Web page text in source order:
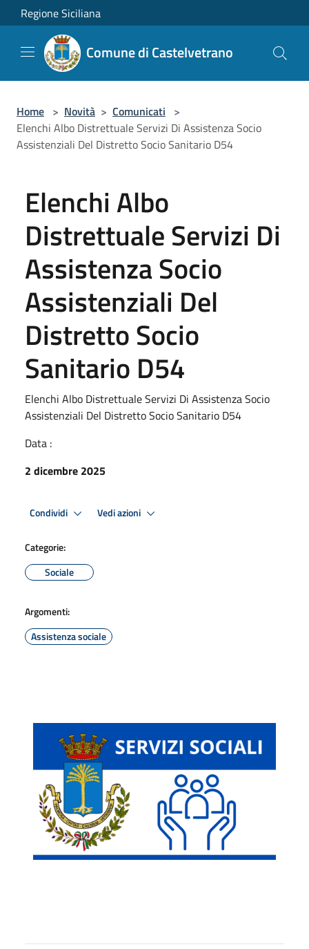
Salta al contenuto principale
Regione Siciliana
Comune di Castelvetrano
Home > Novità > Comunicati >
Elenchi Albo Distrettuale Servizi Di Assistenza Socio
Assistenziali Del Distretto Socio Sanitario D54
Elenchi Albo
Distrettuale Servizi Di
Assistenza Socio
Assistenziali Del
Distretto Socio
Sanitario D54
Elenchi Albo Distrettuale Servizi Di Assistenza Socio
Assistenziali Del Distretto Socio Sanitario D54
Data :
2 dicembre 2025
Condividi Vedi azioni
Categorie:
Sociale
Argomenti:
Assistenza sociale